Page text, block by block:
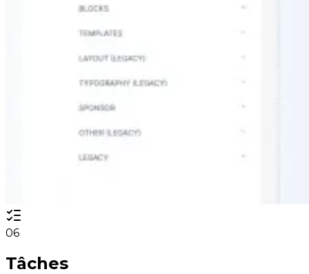
06
Tâches